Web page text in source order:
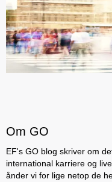
Om GO
EF's GO blog skriver om
international karriere og
ånder vi for lige netop de